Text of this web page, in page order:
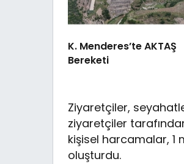
K. Menderes’te AKTAŞ
Bereketi
Ziyaretçiler,
ziyaretçiler
kişisel harcamalar, 1
oluşturdu.